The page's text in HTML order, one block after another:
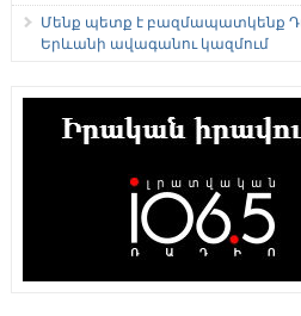
Մենք պետք է բազմապատկենք
Երևանի ավագանու կազմում